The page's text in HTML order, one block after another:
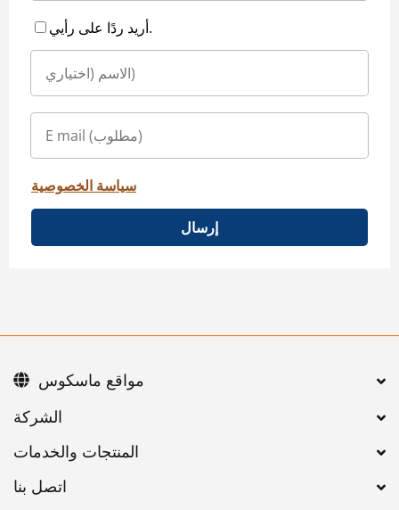
أريد ردًا على رأيي.
سياسة الخصوصية
إرسال
اتصل بنا
مواقع ماسكوس